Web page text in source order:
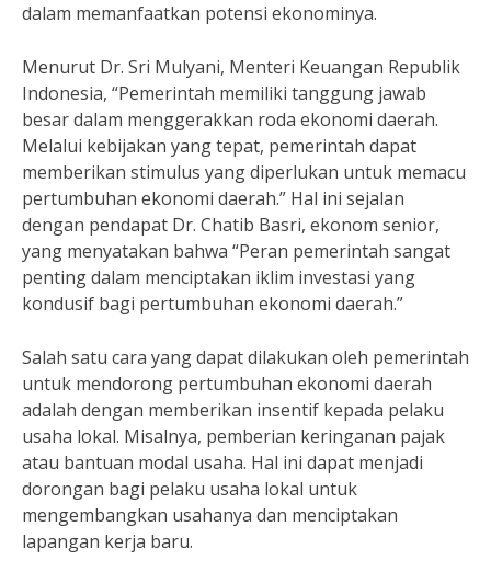
dalam memanfaatkan potensi ekonominya.
Menurut Dr. Sri Mulyani, Menteri Keuangan Republik
Indonesia, “Pemerintah memiliki tanggung jawab
besar dalam menggerakkan roda ekonomi daerah.
Melalui kebijakan yang tepat, pemerintah dapat
memberikan stimulus yang diperlukan untuk memacu
pertumbuhan ekonomi daerah.” Hal ini sejalan
dengan pendapat Dr. Chatib Basri, ekonom senior,
yang menyatakan bahwa “Peran pemerintah sangat
penting dalam menciptakan iklim investasi yang
kondusif bagi pertumbuhan ekonomi daerah.”
Salah satu cara yang dapat dilakukan oleh pemerintah
untuk mendorong pertumbuhan ekonomi daerah
adalah dengan memberikan insentif kepada pelaku
usaha lokal. Misalnya, pemberian keringanan pajak
atau bantuan modal usaha. Hal ini dapat menjadi
dorongan bagi pelaku usaha lokal untuk
mengembangkan usahanya dan menciptakan
lapangan kerja baru.